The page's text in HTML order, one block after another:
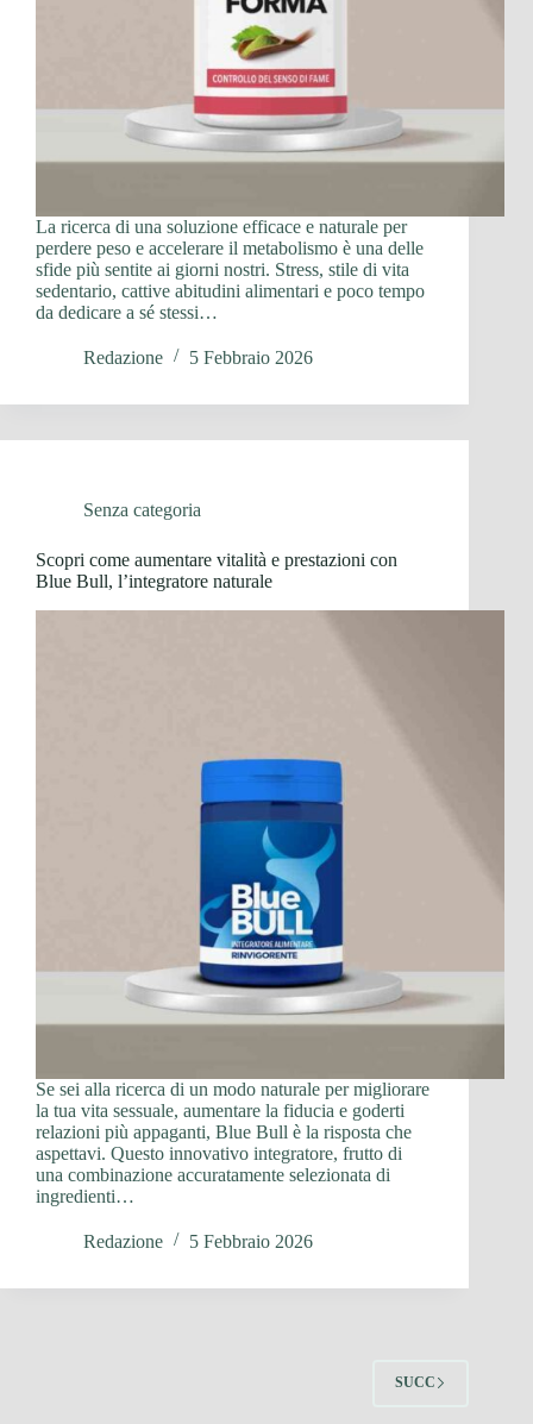
La ricerca di una soluzione efficace e naturale per
perdere peso e accelerare il metabolismo è una delle
sfide più sentite ai giorni nostri. Stress, stile di vita
sedentario, cattive abitudini alimentari e poco tempo
da dedicare a sé stessi…
Redazione 5 Febbraio 2026
Senza categoria
Scopri come aumentare vitalità e prestazioni con
Blue Bull, l’integratore naturale
Se sei alla ricerca di un modo naturale per migliorare
la tua vita sessuale, aumentare la fiducia e goderti
relazioni più appaganti, Blue Bull è la risposta che
aspettavi. Questo innovativo integratore, frutto di
una combinazione accuratamente selezionata di
ingredienti…
Redazione 5 Febbraio 2026
SUCC